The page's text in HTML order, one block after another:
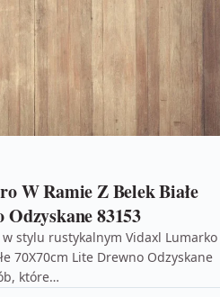
W Ramie Z Belek Białe
83153
stylu rustykalnym Vidaxl Lumarko
70X70cm Lite Drewno Odzyskane
które…